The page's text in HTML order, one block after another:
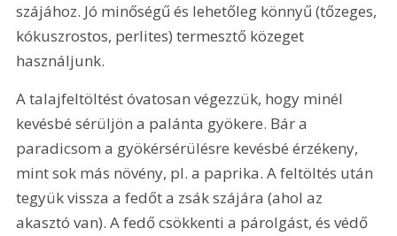
szájához. Jó minőségű és lehetőleg könnyű (tőzeges,
kókuszrostos, perlites) termesztő közeget
használjunk.
A talajfeltöltést óvatosan végezzük, hogy minél
kevésbé sérüljön a palánta gyökere. Bár a
paradicsom a gyökérsérülésre kevésbé érzékeny,
mint sok más növény, pl. a paprika. A feltöltés után
tegyük vissza a fedőt a zsák szájára (ahol az
akasztó van). A fedő csökkenti a párolgást, és védő